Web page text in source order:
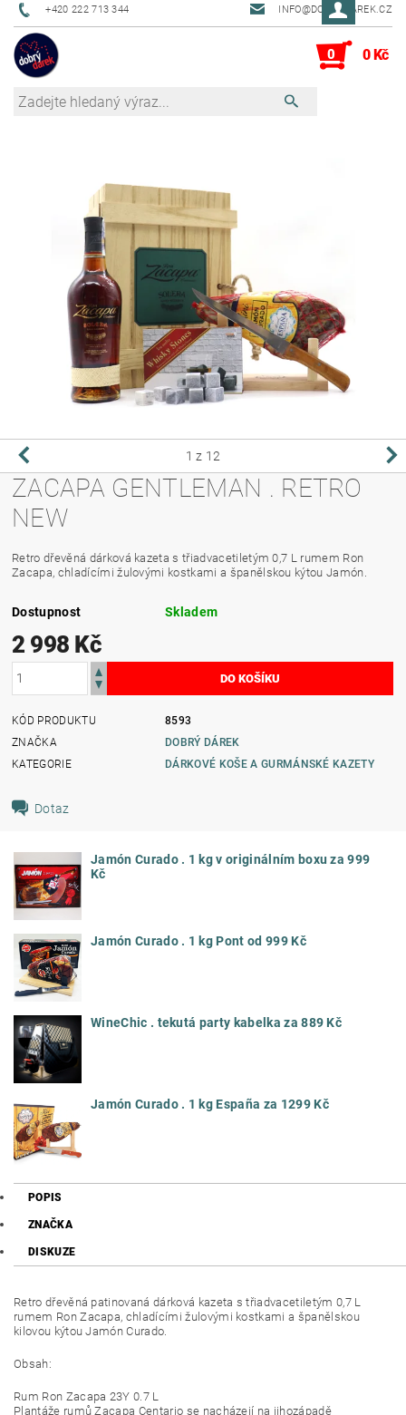
+420 222 713 344 INFO@DOBRYDAREK.CZ
0 0 Kč
1 z 12
ZACAPA GENTLEMAN . RETRO
NEW
Retro dřevěná dárková kazeta s třiadvacetiletým 0,7 L rumem Ron
Zacapa, chladícími žulovými kostkami a španělskou kýtou Jamón.
Dostupnost Skladem
2 998 Kč
KÓD PRODUKTU
8593
ZNAČKA
DOBRÝ DÁREK
KATEGORIE
DÁRKOVÉ KOŠE A GURMÁNSKÉ KAZETY
Dotaz
Jamón Curado . 1 kg v originálním boxu za 999
Kč
Jamón Curado . 1 kg Pont od 999 Kč
WineChic . tekutá party kabelka za 889 Kč
Jamón Curado . 1 kg España za 1299 Kč
POPIS
ZNAČKA
DISKUZE
Retro dřevěná patinovaná dárková kazeta s třiadvacetiletým 0,7 L
rumem Ron Zacapa, chladícími žulovými kostkami a španělskou
kilovou kýtou Jamón Curado.
Obsah:
Rum Ron Zacapa 23Y 0.7 L
Plantáže rumů Zacapa Centario se nacházejí na jihozápadě